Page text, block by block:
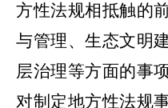
方性法规相抵触的
与管理、生态文明
层治理等方面的事
对制定地方性法规